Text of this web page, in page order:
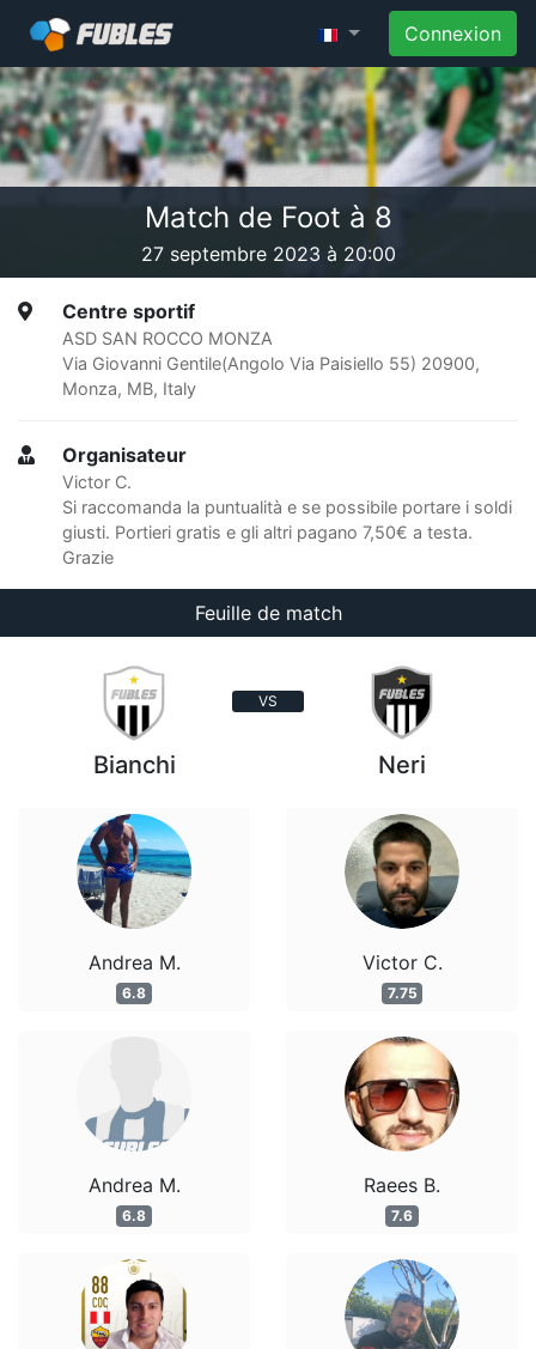
Connexion
Match de Foot à 8
27 septembre 2023 à 20:00
Centre sportif
ASD SAN ROCCO MONZA
Via Giovanni Gentile(Angolo Via Paisiello 55) 20900,
Monza, MB, Italy
Organisateur
Victor C.
Si raccomanda la puntualità e se possibile portare i soldi
giusti. Portieri gratis e gli altri pagano 7,50€ a testa.
Grazie
Feuille de match
VS
Bianchi
Andrea M.
6.8
Andrea M.
6.8
Neri
Victor C.
7.75
Raees B.
7.6